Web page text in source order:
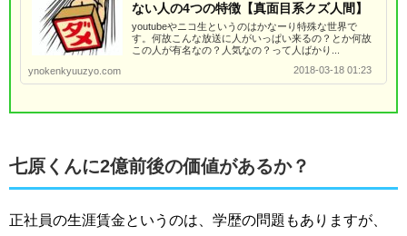
ない人の4つの特徴【真面目系クズ人間】
youtubeやニコ生というのはかなーり特殊な世界で
す。何故こんな放送に人がいっぱい来るの？とか何故
この人が有名なの？人気なの？って人ばかり...
ynokenkyuuzyo.com
2018-03-18 01:23
七原くんに2億前後の価値があるか？
正社員の生涯賃金というのは、学歴の問題もありますが、